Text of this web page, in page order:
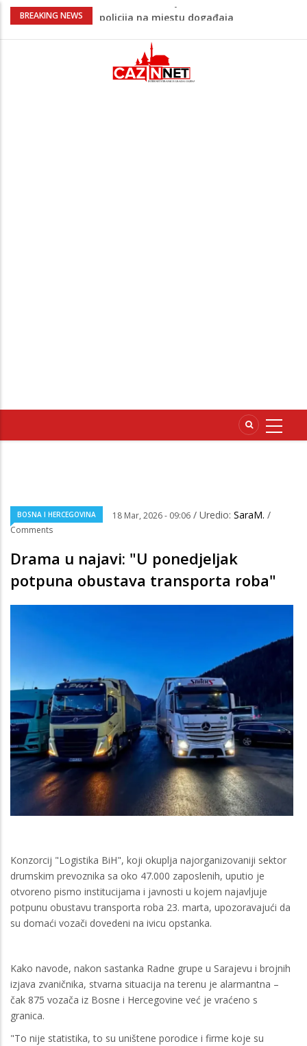
BREAKING NEWS
Ovo je 24-godišnji mladić koji je izgubio
Na Ahiret preselio LJUBIJANKIĆ (Hasan)
Na Ahiret preselio HALILOVIĆ (Smajil)
BOSNA I HERCEGOVINA 18 Mar, 2026 - 09:06 / Uredio: SaraM. /
Comments
Drama u najavi: "U ponedjeljak
potpuna obustava transporta roba"
Konzorcij "Logistika BiH", koji okuplja najorganizovaniji sektor
drumskim prevoznika sa oko 47.000 zaposlenih, uputio je
otvoreno pismo institucijama i javnosti u kojem najavljuje
potpunu obustavu transporta roba 23. marta, upozoravajući da
su domaći vozači dovedeni na ivicu opstanka.
Kako navode, nakon sastanka Radne grupe u Sarajevu i brojnih
izjava zvaničnika, stvarna situacija na terenu je alarmantna –
čak 875 vozača iz Bosne i Hercegovine već je vraćeno s
granica.
"To nije statistika, to su uništene porodice i firme koje su